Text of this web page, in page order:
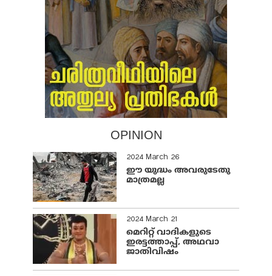
OPINION
2024 March 26
ഈ യുദ്ധം അവരുടേതു
മാത്രമല്ല
2024 March 21
മെറിറ്റ് വാദികളുടെ
ഇരട്ടത്താപ്പ്, അഥവാ
ജാതിവിഷം